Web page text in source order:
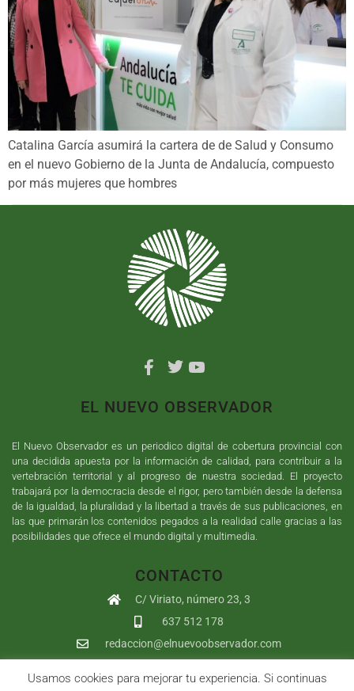
Catalina García asumirá la cartera de de Salud y Consumo
en el nuevo Gobierno de la Junta de Andalucía, compuesto
por más mujeres que hombres
EL NUEVO OBSERVADOR
El Nuevo Observador es un periodico digital de cobertura provincial con
una decidida apuesta por la información de calidad, para contribuir a la
vertebración territorial y al progreso de nuestra sociedad. El proyecto
trabajará por la democracia desde el rigor, pero también desde la defensa
de la igualdad, la pluralidad y la libertad a través de sus publicaciones, en
las que primarán los contenidos pegados a la realidad calle gracias a las
posibilidades que ofrece el mundo digital y multimedia.
CONTACTO
C/ Viriato, número 23, 3
637 512 178
redaccion@elnuevoobservador.com
Usamos cookies para mejorar tu experiencia. Si continuas